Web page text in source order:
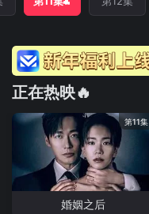
正在热映🔥
第11集
婚姻之后